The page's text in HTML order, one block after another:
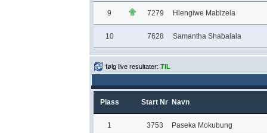
9 7279 Hlengiwe Mabizela
10 7628 Samantha Shabalala
følg live resultater: TIL
Plass Start Nr Navn
1 3753 Paseka Mokubung